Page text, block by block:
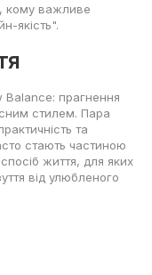
кому важливе
якість".
Balance: прагнення
стилем. Пара
та
стають частиною
життя, для яких
від улюбленого